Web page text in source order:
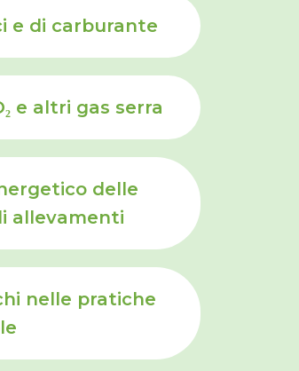
e di carburante
e altri gas serra
delle
allevamenti
nelle pratiche